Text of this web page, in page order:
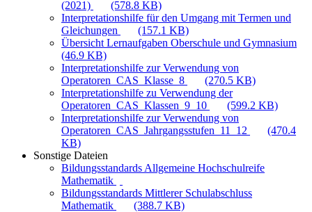
(2021)
(578.8 KB)
Interpretationshilfe für den Umgang mit Termen und
Gleichungen
(157.1 KB)
Übersicht Lernaufgaben Oberschule und Gymnasium
(46.9 KB)
Interpretationshilfe zur Verwendung von
Operatoren_CAS_Klasse_8
(270.5 KB)
Interpretationshilfe zu Verwendung der
Operatoren_CAS_Klassen_9_10
(599.2 KB)
Interpretationshilfe zur Verwendung von
Operatoren_CAS_Jahrgangsstufen_11_12
(470.4
KB)
Sonstige Dateien
Bildungsstandards Allgemeine Hochschulreife
Mathematik
Bildungsstandards Mittlerer Schulabschluss
Mathematik
(388.7 KB)